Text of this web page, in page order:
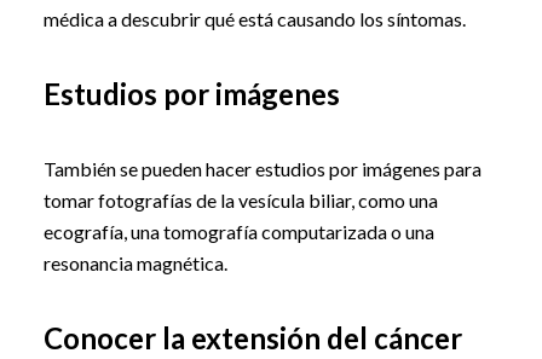
médica a descubrir qué está causando los síntomas.
Estudios por imágenes
También se pueden hacer estudios por imágenes para
tomar fotografías de la vesícula biliar, como una
ecografía, una tomografía computarizada o una
resonancia magnética.
Conocer la extensión del cáncer